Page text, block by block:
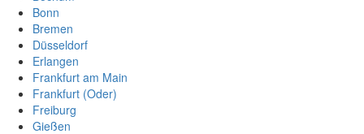
Bonn
Bremen
Düsseldorf
Erlangen
Frankfurt am Main
Frankfurt (Oder)
Freiburg
Gießen